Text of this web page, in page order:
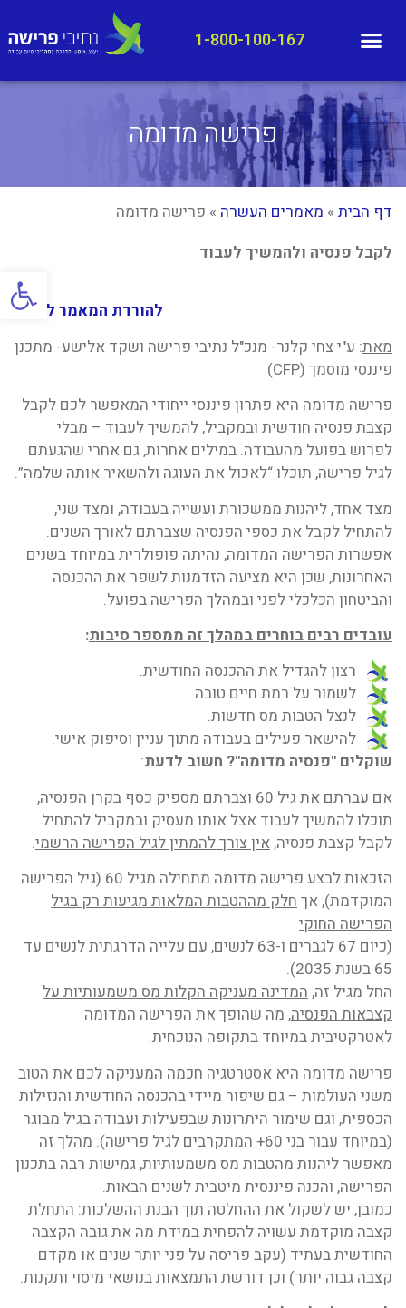
פתח
1-800-100-167
פרישה מדומה
דף הבית » מאמרים העשרה » פרישה מדומה
לקבל פנסיה ולהמשיך לעבוד
להורדת המאמר ל PDF
מאת: ע"י צחי קלנר- מנכ"ל נתיבי פרישה ושקד אלישע- מתכנן
פיננסי מוסמך (CFP)
פרישה מדומה היא פתרון פיננסי ייחודי המאפשר לכם לקבל
קצבת פנסיה חודשית ובמקביל, להמשיך לעבוד – מבלי
לפרוש בפועל מהעבודה. במילים אחרות, גם אחרי שהגעתם
לגיל פרישה, תוכלו “לאכול את העוגה ולהשאיר אותה שלמה”.
מצד אחד, ליהנות ממשכורת ועשייה בעבודה, ומצד שני,
להתחיל לקבל את כספי הפנסיה שצברתם לאורך השנים.
אפשרות הפרישה המדומה, נהיתה פופולרית במיוחד בשנים
האחרונות, שכן היא מציעה הזדמנות לשפר את ההכנסה
והביטחון הכלכלי לפני ובמהלך הפרישה בפועל.
עובדים רבים בוחרים במהלך זה ממספר סיבות:
רצון להגדיל את ההכנסה החודשית.
לשמור על רמת חיים טובה.
לנצל הטבות מס חדשות.
להישאר פעילים בעבודה מתוך עניין וסיפוק אישי.
שוקלים "פנסיה מדומה"? חשוב לדעת:
אם עברתם את גיל 60 וצברתם מספיק כסף בקרן הפנסיה,
תוכלו להמשיך לעבוד אצל אותו מעסיק ובמקביל להתחיל
לקבל קצבת פנסיה,אין צורך להמתין לגיל הפרישה הרשמי.
הזכאות לבצע פרישה מדומה מתחילה מגיל 60 (גיל הפרישה
המוקדמת), אךחלק מההטבות המלאות מגיעות רק בגיל
הפרישה החוקי
(כיום 67 לגברים ו-63 לנשים, עם עלייה הדרגתית לנשים עד
65 בשנת 2035).
החל מגיל זה,המדינה מעניקה הקלות מס משמעותיות על
קצבאות הפנסיה, מה שהופך את הפרישה המדומה
לאטרקטיבית במיוחד בתקופה הנוכחית.
פרישה מדומה היא אסטרטגיה חכמה המעניקה לכם את הטוב
משני העולמות – גם שיפור מיידי בהכנסה החודשית והנזילות
הכספית, וגם שימור היתרונות שבפעילות ועבודה בגיל מבוגר
(במיוחד עבור בני 60+ המתקרבים לגיל פרישה). מהלך זה
מאפשר ליהנות מהטבות מס משמעותיות, גמישות רבה בתכנון
הפרישה, והכנה פיננסית מיטבית לשנים הבאות.
כמובן, יש לשקול את ההחלטה תוך הבנת ההשלכות: התחלת
קצבה מוקדמת עשויה להפחית במידת מה את גובה הקצבה
החודשית בעתיד (עקב פריסה על פני יותר שנים או מקדם
קצבה גבוה יותר) וכן דורשת התמצאות בנושאי מיסוי ותקנות.